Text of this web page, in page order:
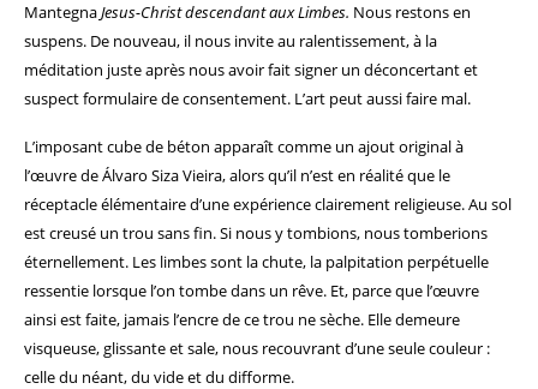
MantegnaJesus-Christ descendant aux Limbes. Nous restons en
suspens. De nouveau, il nous invite au ralentissement, à la
méditation juste après nous avoir fait signer un déconcertant et
suspect formulaire de consentement. L’art peut aussi faire mal.
L’imposant cube de béton apparaît comme un ajout original à
l’œuvre de Álvaro Siza Vieira, alors qu’il n’est en réalité que le
réceptacle élémentaire d’une expérience clairement religieuse. Au sol
est creusé un trou sans fin. Si nous y tombions, nous tomberions
éternellement. Les limbes sont la chute, la palpitation perpétuelle
ressentie lorsque l’on tombe dans un rêve. Et, parce que l’œuvre
ainsi est faite, jamais l’encre de ce trou ne sèche. Elle demeure
visqueuse, glissante et sale, nous recouvrant d’une seule couleur :
celle du néant, du vide et du difforme.